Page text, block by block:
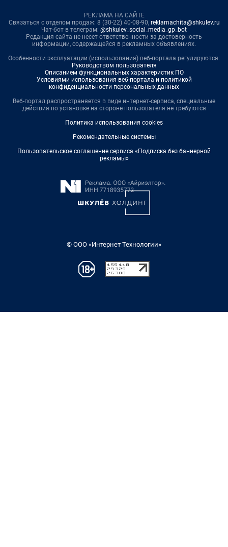
РЕКЛАМА НА САЙТЕ
Связаться с отделом продаж: 8 (30-22) 40-08-90, reklamachita@shkulev.ru
Чат-бот в телеграм: @shkulev_social_media_gp_bot
Редакция сайта не несет ответственности за достоверность
информации, содержащейся в рекламных объявлениях.
Особенности эксплуатации (использования) веб-портала регулируются:
Руководством пользователя
Описанием функциональных характеристик ПО
Условиями использования веб-портала и политикой
конфиденциальности персональных данных
Веб-портал распространяется в виде интернет-сервиса, специальные
действия по установке на стороне пользователя не требуются
Политика использования cookies
Рекомендательные системы
Пользовательское соглашение сервиса «Подписка без баннерной
рекламы»
© ООО «Интернет Технологии»